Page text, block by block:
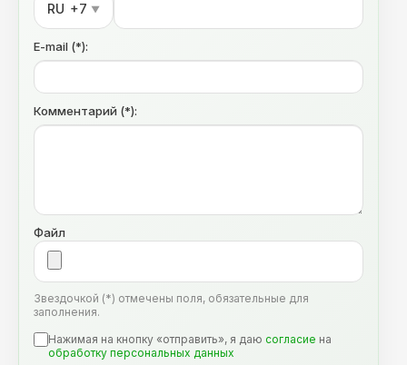
RU +7 ▼
E-mail (*):
Комментарий (*):
Файл
Звездочкой (*) отмечены поля, обязательные для
заполнения.
Нажимая на кнопку «отправить», я даю согласие на
обработку персональных данных